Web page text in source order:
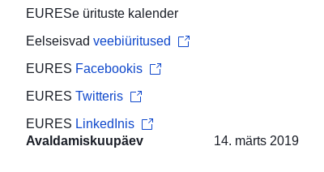
EURESe ürituste kalender
Eelseisvad veebiüritused
EURES Facebookis
EURES Twitteris
EURES LinkedInis
Avaldamiskuupäev
14. märts 2019